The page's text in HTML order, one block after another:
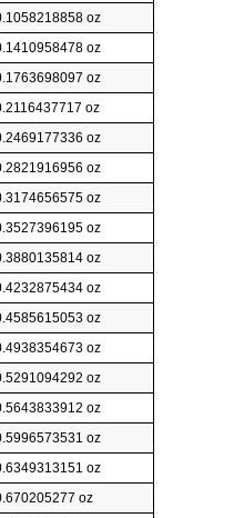
oz
oz
oz
oz
oz
oz
oz
oz
oz
oz
oz
oz
oz
oz
oz
oz
oz